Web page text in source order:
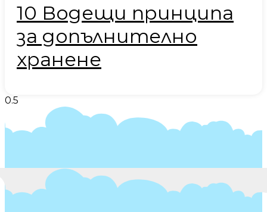
10 Водещи принципа
за допълнително
хранене